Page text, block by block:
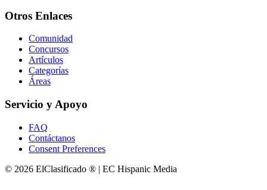
Otros Enlaces
Comunidad
Concursos
Artículos
Categorías
Áreas
Servicio y Apoyo
FAQ
Contáctanos
Consent Preferences
© 2026 ElClasificado ® | EC Hispanic Media